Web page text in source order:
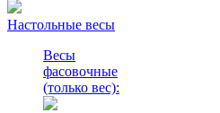
Настольные весы
Весы
фасовочные
(только вес):